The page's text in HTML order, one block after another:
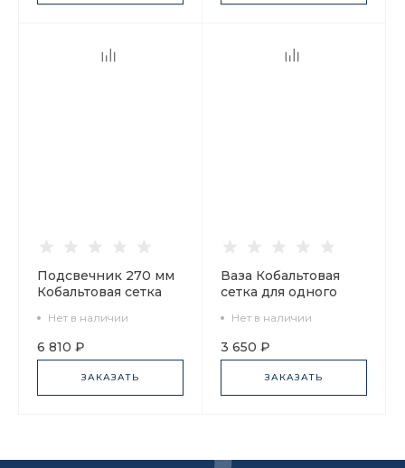
Подсвечник 270 мм
Кобальтовая сетка
Нет в наличии
6 810 ₽
ЗАКАЗАТЬ
Ваза Кобальтовая
сетка для одного
14.01056.07
Нет в наличии
3 650 ₽
ЗАКАЗАТЬ